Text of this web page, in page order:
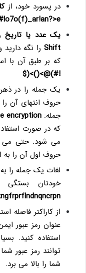
در پسورد خود، از
یک عدد یا تاریخ
Shift را نگه
که بر طبق آن با
!#)@>()>($
یک جمله را در
حروف انتهای آن را
جمله:encryption
که در صورت
می شود. حتی می
حروف اول آن را به
لغات یک جمله را
خودتان بستگی
از کاراکتر فاصله
عنوان رمز عبور
استفاده کنید.
توانند رمز عبور
شما را بالا می برد.